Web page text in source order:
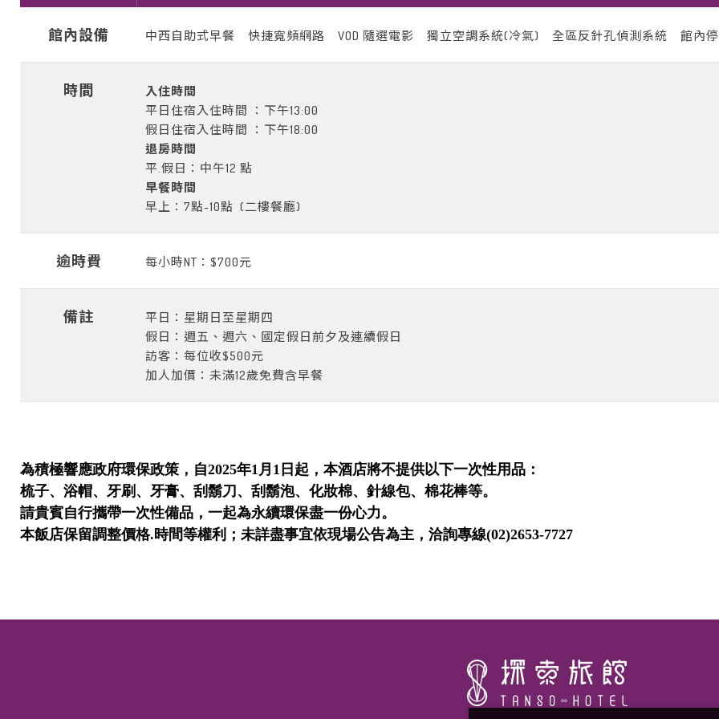
館內設備 中西自助式早餐 快捷寬頻網路 VOD 隨選電影 獨立空調系統(冷氣) 全區反針孔偵測系統 館內
時間
入住時間
平日住宿入住時間 ：下午13:00
假日住宿入住時間 ：下午18:00
退房時間
平.假日：中午12 點
早餐時間
早上： 7點-10點 (二樓餐廳)
逾時費 每小時NT ： $700元
備註
平日：星期日至星期四
假日：週五、週六、國定假日前夕及連續假日
訪客：每位收$500元
加人加價：未滿12歲免費含早餐
為積極響應政府環保政策，自2025年1月 1 日起，本酒店將不提供以下一次性用品：
梳子、浴帽、牙刷、牙膏、刮鬍刀、刮鬍泡、化妝棉、針線包、棉花棒等。
請貴賓自行攜帶一次性備品，一起為永續環保盡一份心力。
本飯店保留調整價格.時間等權利；未詳盡事宜依現場公告為主，洽詢專線(02)2653-7727